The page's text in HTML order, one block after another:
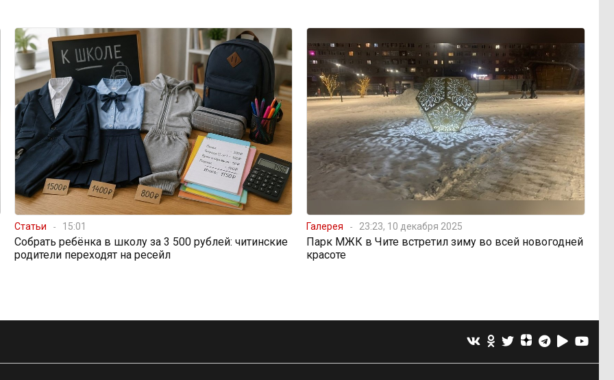
Статьи 15:01
Собрать ребёнка в школу за 3 500 рублей: читинские
родители переходят на ресейл
Галерея 23:23, 10 декабря 2025
Парк МЖК в Чите встретил зиму во всей новогодней
красоте